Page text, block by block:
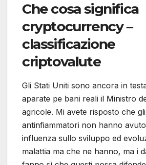
Che cosa significa
cryptocurrency –
classificazione
criptovalute
Gli Stati Uniti sono ancora in
aparate pe bani reali il Ministro
agricole. Mi avete risposto che gli
antinfiammatori non hanno
influenza sullo sviluppo ed
malattia ma che ne hanno, ma i